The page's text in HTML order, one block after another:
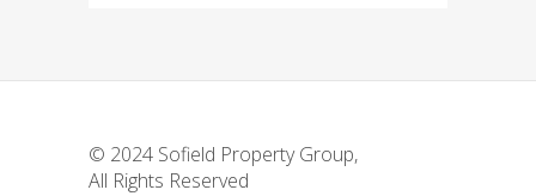
© 2024 Sofield Property Group,
All Rights Reserved